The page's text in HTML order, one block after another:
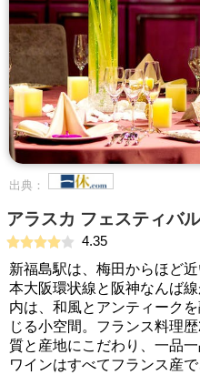
出典：
アラスカ フェスティバ
4.35
新福島駅は、梅田からほど
本大阪環状線と阪神なんば
内は、和風とアンティーク
じる小空間。フランス料理
質と産地にこだわり、一品
ワインはすべてフランス産